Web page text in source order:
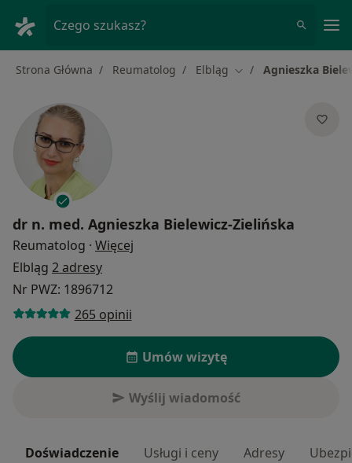
Czego szukasz?
Strona Główna Reumatolog Elbląg Zmień miasto
Agnieszka
dr n. med. Agnieszka Bielewicz-Zielińska
Reumatolog · Więcej
Elbląg 2 adresy
Nr PWZ: 1896712
265 opinii
Umów wizytę
Wyślij wiadomość
Doświadczenie Usługi i ceny Adresy